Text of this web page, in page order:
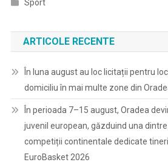
Sport
ARTICOLE RECENTE
În luna august au loc licitații pentru
domiciliu în mai multe zone din
În perioada 7–15 august, Oradea
juvenil european, găzduind una
competiții continentale dedicate
EuroBasket 2026